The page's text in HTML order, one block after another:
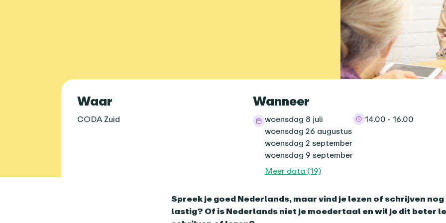
Praktische informatie
Waar
CODA Zuid
Wanneer
woensdag 8 juli
woensdag 26 augustus
woensdag 2 september
woensdag 9 september
Meer data (19)
14.00 - 16.00
Over dit agenda-item
Spreek je goed Nederlands, maar vind je lezen of schrijven nog
lastig? Of is Nederlands niet je moedertaal en wil je dit beter